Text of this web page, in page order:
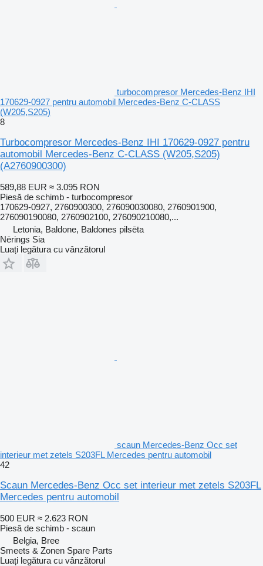
turbocompresor Mercedes-Benz IHI
170629-0927 pentru automobil Mercedes-Benz C-CLASS
(W205,S205)
8
Turbocompresor Mercedes-Benz IHI 170629-0927 pentru
automobil Mercedes-Benz C-CLASS (W205,S205)
(A2760900300)
589,88 EUR ≈ 3.095 RON
Piesă de schimb - turbocompresor
170629-0927, 2760900300, 276090030080, 2760901900,
276090190080, 2760902100, 276090210080,...
Letonia, Baldone, Baldones pilsēta
Nērings Sia
Luați legătura cu vânzătorul
scaun Mercedes-Benz Occ set
interieur met zetels S203FL Mercedes pentru automobil
42
Scaun Mercedes-Benz Occ set interieur met zetels S203FL
Mercedes pentru automobil
500 EUR ≈ 2.623 RON
Piesă de schimb - scaun
Belgia, Bree
Smeets & Zonen Spare Parts
Luați legătura cu vânzătorul